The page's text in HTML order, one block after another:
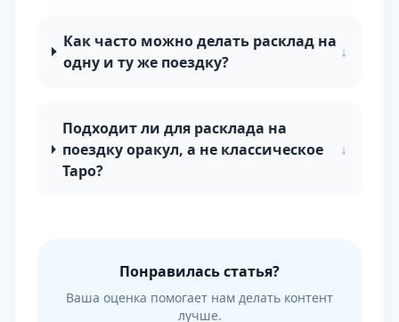
Как часто можно делать расклад на
одну и ту же поездку?
↓
Подходит ли для расклада на
поездку оракул, а не классическое
Таро?
↓
Понравилась статья?
Ваша оценка помогает нам делать контент
лучше.